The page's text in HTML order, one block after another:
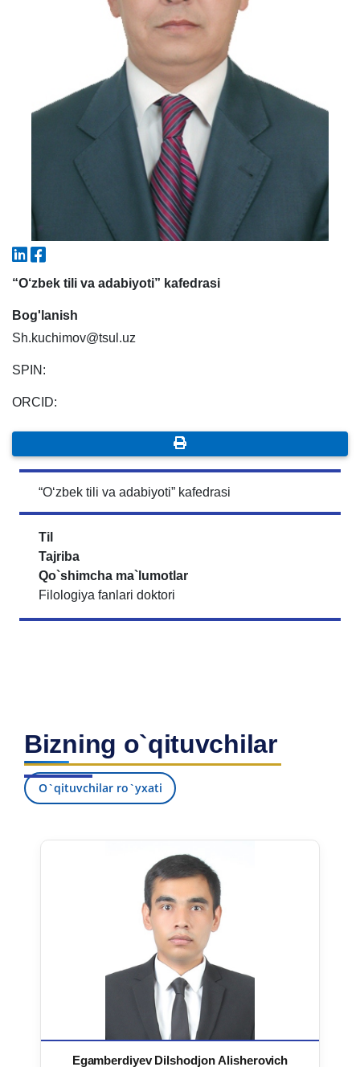
“O‘zbek tili va adabiyoti” kafedrasi
Bog'lanish
Sh.kuchimov@tsul.uz
SPIN:
ORCID:
“O‘zbek tili va adabiyoti” kafedrasi
Til
Tajriba
Qo`shimcha ma`lumotlar
Filologiya fanlari doktori
Bizning o`qituvchilar
O`qituvchilar ro`yxati
Egamberdiyev Dilshodjon Alisherovich
8. Bakalavriat kvotasi (3)
✉️ Adminga yozish